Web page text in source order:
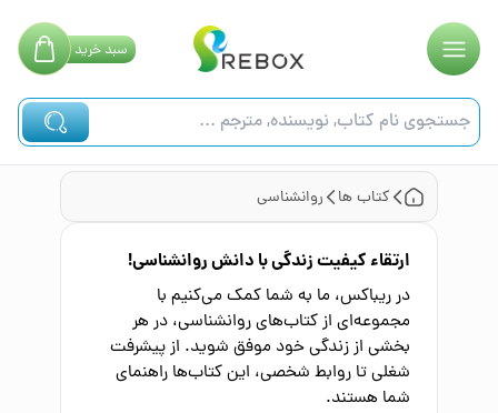
سبدخرید
کتاب ها روانشناسی
ارتقاء کیفیت زندگی با دانش روانشناسی!
در ریباکس، ما به شما کمک می‌کنیم با
مجموعه‌ای از کتاب‌های روانشناسی، در هر
بخشی از زندگی خود موفق شوید. از پیشرفت
شغلی تا روابط شخصی، این کتاب‌ها راهنمای
شما هستند.